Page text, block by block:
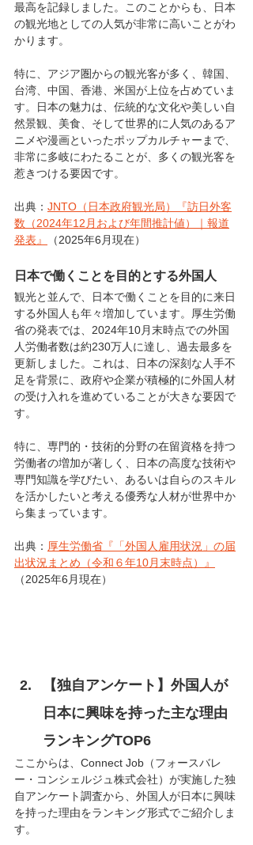
最高を記録しました。このことからも、日本
の観光地としての人気が非常に高いことがわ
かります。
特に、アジア圏からの観光客が多く、韓国、
台湾、中国、香港、米国が上位を占めていま
す。日本の魅力は、伝統的な文化や美しい自
然景観、美食、そして世界的に人気のあるア
ニメや漫画といったポップカルチャーまで、
非常に多岐にわたることが、多くの観光客を
惹きつける要因です。
出典： JNTO（日本政府観光局）『訪日外客
数（2024年12月および年間推計値）｜報道
発表』
（2025年6月現在）
日本で働くことを目的とする外国人
観光と並んで、日本で働くことを目的に来日
する外国人も年々増加しています。厚生労働
省の発表では、2024年10月末時点での外国
人労働者数は約230万人に達し、過去最多を
更新しました。これは、日本の深刻な人手不
足を背景に、政府や企業が積極的に外国人材
の受け入れを進めていることが大きな要因で
す。
特に、専門的・技術的分野の在留資格を持つ
労働者の増加が著しく、日本の高度な技術や
専門知識を学びたい、あるいは自らのスキル
を活かしたいと考える優秀な人材が世界中か
ら集まっています。
出典： 厚生労働省『「外国人雇用状況」の届
出状況まとめ（令和６年10月末時点）』
（2025年6月現在）
【独自アンケート】外国人が
日本に興味を持った主な理由
ランキングTOP6
ここからは、Connect Job（フォースバレ
ー・コンシェルジュ株式会社）が実施した独
自アンケート調査から、外国人が日本に興味
を持った理由をランキング形式でご紹介しま
す。